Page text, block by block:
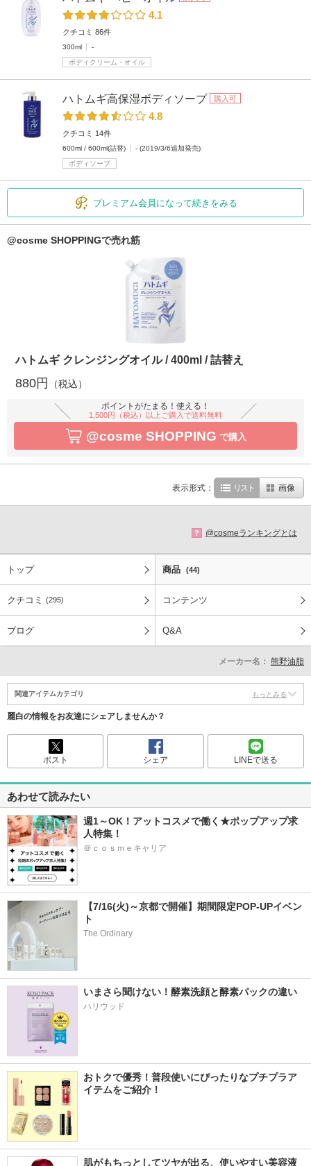
4.1
クチコミ 86件
300ml
-
ボディクリーム・オイル
ハトムギ高保湿ボディソープ 購入可
4.8
クチコミ 14件
600ml / 600ml(詰替)
- (2019/3/6追加発売)
ボディソープ
プレミアム会員になって続きをみる
@cosme SHOPPINGで売れ筋
ハトムギ クレンジングオイル / 400ml / 詰替え
880円 （税込）
ポイントがたまる！使える！
1,500円（税込）以上ご購入で送料無料
@cosme SHOPPING で購入
表示形式： リスト 画像
? @cosmeランキングとは
トップ 商品 (44)
クチコミ (295) コンテンツ
ブログ Q&A
メーカー名： 熊野油脂
関連アイテムカテゴリ もっとみる
麗白の情報をお友達にシェアしませんか？
ポスト シェア LINEで送る
あわせて読みたい
週1～OK！アットコスメで働く★ポップアップ求
人特集！
＠ｃｏｓｍｅキャリア
【7/16(火)～京都で開催】期間限定POP-UPイベン
ト
The Ordinary
いまさら聞けない！酵素洗顔と酵素パックの違い
ハリウッド
おトクで優秀！普段使いにぴったりなプチプラア
イテムをご紹介！
肌がもちっとしてツヤが出る、使いやすい美容液